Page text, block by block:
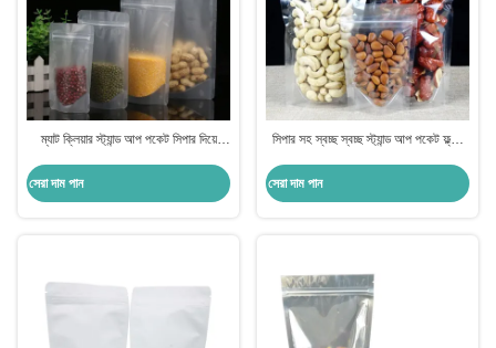
ম্যাট ক্লিয়ার স্ট্যান্ড আপ পকেট সিপার দিয়ে
সেরা দাম পান
সিপার সহ স্বচ্ছ স্বচ্ছ স্ট্যান্ড আপ পকেট ফ্ল্যাট
সেরা দাম পান